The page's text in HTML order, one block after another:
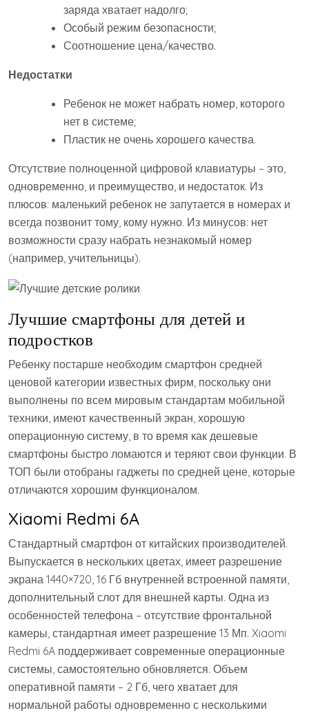
заряда хватает надолго;
Особый режим безопасности;
Соотношение цена/качество.
Недостатки
Ребенок не может набрать номер, которого
нет в системе;
Пластик не очень хорошего качества.
Отсутствие полноценной цифровой клавиатуры – это,
одновременно, и преимущество, и недостаток. Из
плюсов: маленький ребенок не запутается в номерах и
всегда позвонит тому, кому нужно. Из минусов: нет
возможности сразу набрать незнакомый номер
(например, учительницы).
Лучшие смартфоны для детей и
подростков
Ребенку постарше необходим смартфон средней
ценовой категории известных фирм, поскольку они
выполнены по всем мировым стандартам мобильной
техники, имеют качественный экран, хорошую
операционную систему, в то время как дешевые
смартфоны быстро ломаются и теряют свои функции. В
ТОП были отобраны гаджеты по средней цене, которые
отличаются хорошим функционалом.
Xiaomi Redmi 6A
Стандартный смартфон от китайских производителей.
Выпускается в нескольких цветах, имеет разрешение
экрана 1440×720, 16 Гб внутренней встроенной памяти,
дополнительный слот для внешней карты. Одна из
особенностей телефона – отсутствие фронтальной
камеры, стандартная имеет разрешение 13 Мп. Xiaomi
Redmi 6A поддерживает современные операционные
системы, самостоятельно обновляется. Объем
оперативной памяти – 2 Гб, чего хватает для
нормальной работы одновременно с несколькими